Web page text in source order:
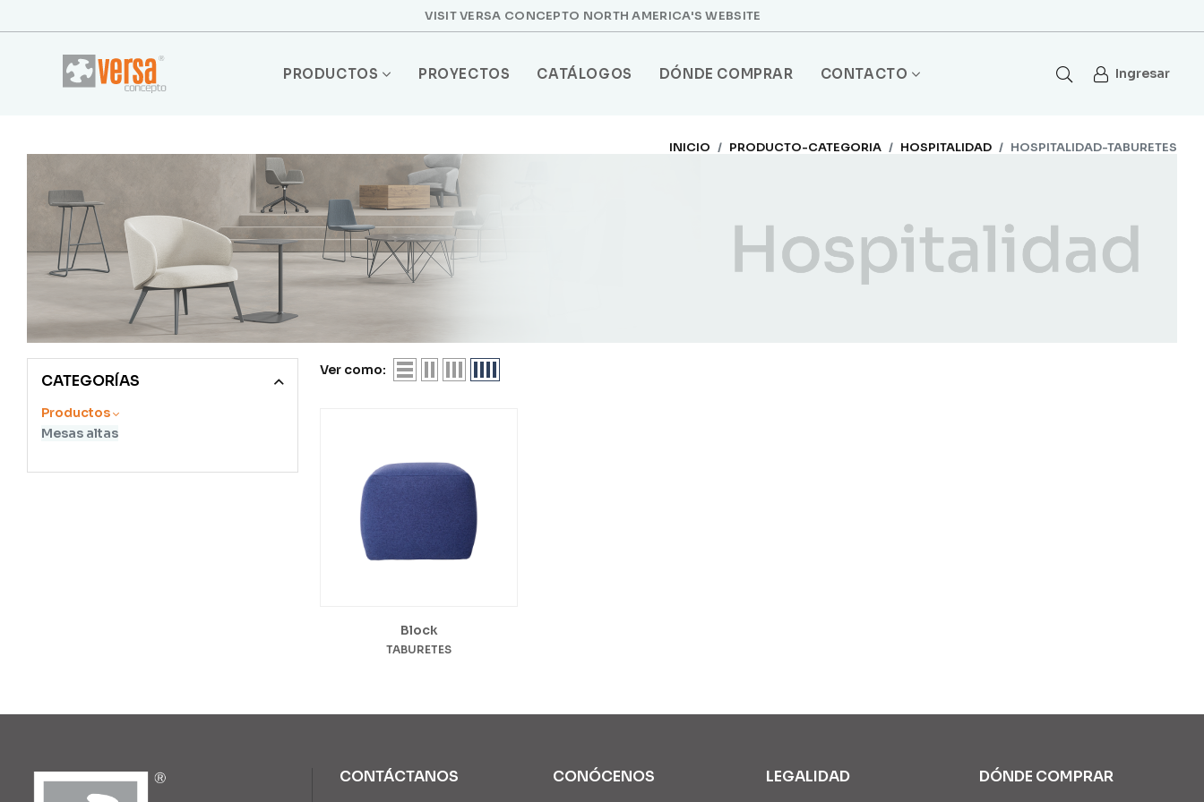
VISIT VERSA CONCEPTO NORTH AMERICA'S WEBSITE
PRODUCTOS PROYECTOS CATÁLOGOS DÓNDE COMPRAR CONTACTO Ingresar
INICIO PRODUCTO-CATEGORIA HOSPITALIDAD HOSPITALIDAD-TABURETES
CATEGORÍAS
Productos
Mesas altas
Ver como:
Block
TABURETES
CONTÁCTANOS CONÓCENOS LEGALIDAD DÓNDE COMPRAR